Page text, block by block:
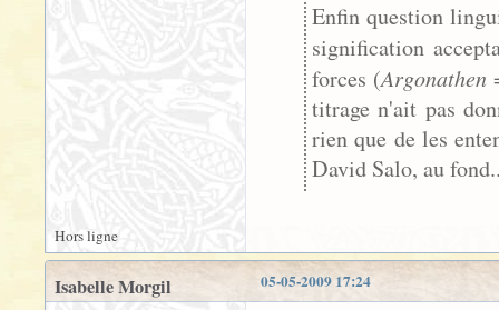
Enfin question
signification
forces (Argonathen
titrage n'ait pas
rien que de les
David Salo, au
Hors ligne
05-05-2009 17:24
Isabelle Morgil